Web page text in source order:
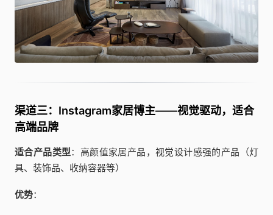
渠道三：Instagram家居博主——视觉驱动，适合
高端品牌
适合产品类型：高颜值家居产品，视觉设计感强的产品（灯
具、装饰品、收纳容器等）
优势：